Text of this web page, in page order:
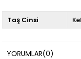
Taş Cinsi
YORUMLAR(0)